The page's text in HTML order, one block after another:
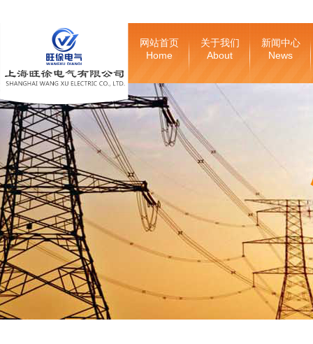
网站首页
Home
关于我们
About
新闻中心
News